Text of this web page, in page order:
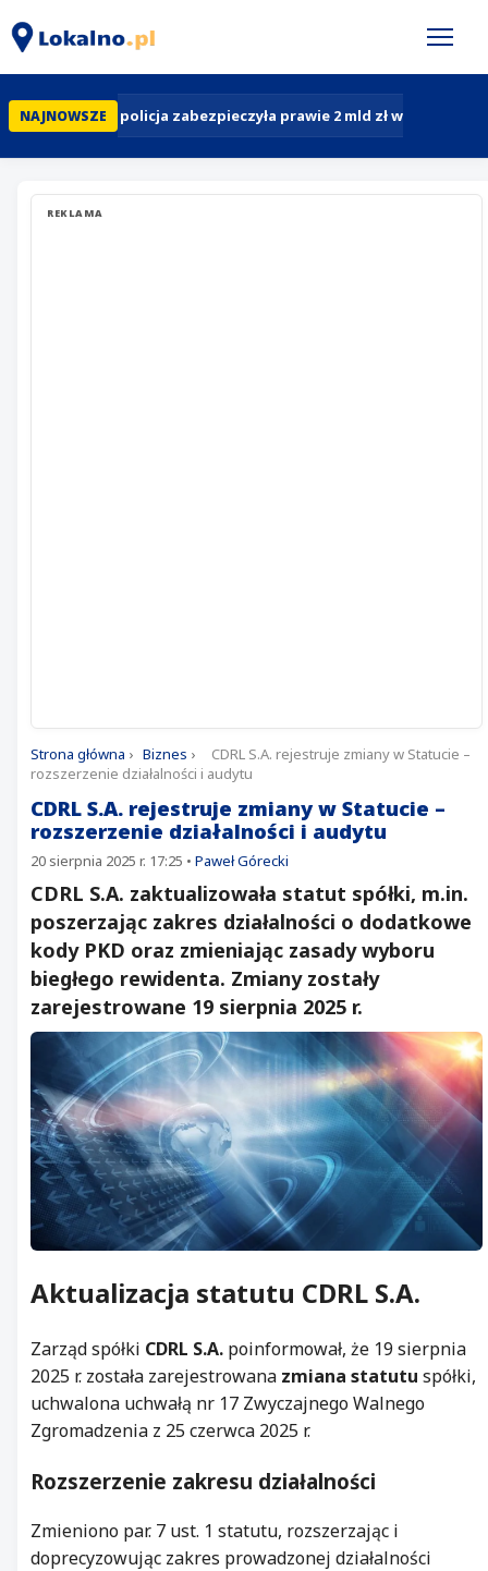
NAJNOWSZE
Polska: policja zabezpieczyła prawie 2 mld zł w pół roku.
REKLAMA
Strona główna › Biznes ›
CDRL S.A. rejestruje zmiany w Statucie –
rozszerzenie działalności i audytu
CDRL S.A. rejestruje zmiany w Statucie –
rozszerzenie działalności i audytu
20 sierpnia 2025 r. 17:25 • Paweł Górecki
CDRL S.A. zaktualizowała statut spółki, m.in.
poszerzając zakres działalności o dodatkowe
kody PKD oraz zmieniając zasady wyboru
biegłego rewidenta. Zmiany zostały
zarejestrowane 19 sierpnia 2025 r.
Aktualizacja statutu CDRL S.A.
Zarząd spółki CDRL S.A. poinformował, że 19 sierpnia
2025 r. została zarejestrowana zmiana statutu spółki,
uchwalona uchwałą nr 17 Zwyczajnego Walnego
Zgromadzenia z 25 czerwca 2025 r.
Rozszerzenie zakresu działalności
Zmieniono par. 7 ust. 1 statutu, rozszerzając i
doprecyzowując zakres prowadzonej działalności